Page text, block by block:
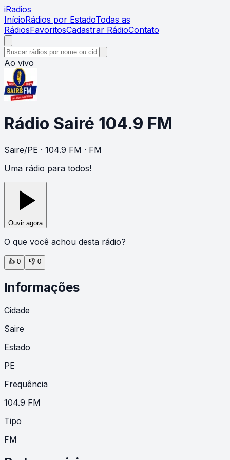
iRadios
InícioRádios por EstadoTodas as
RádiosFavoritosCadastrar RádioContato
Ao vivo
Rádio Sairé 104.9 FM
Saire/PE · 104.9 FM · FM
Uma rádio para todos!
Ouvir agora
O que você achou desta rádio?
👍 0 👎 0
Informações
Cidade
Saire
Estado
PE
Frequência
104.9 FM
Tipo
FM